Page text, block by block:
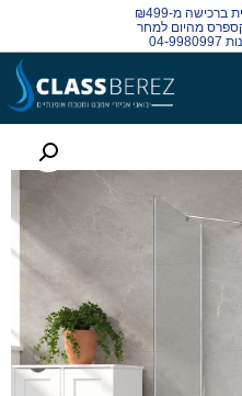
מ-₪499
מהיום למחר